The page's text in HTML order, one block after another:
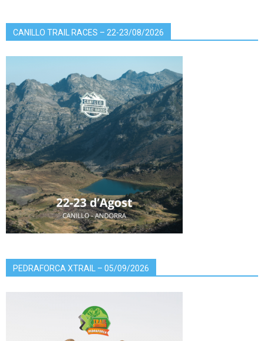
CANILLO TRAIL RACES – 22-23/08/2026
PEDRAFORCA XTRAIL – 05/09/2026